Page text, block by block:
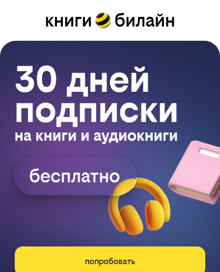
попробовать